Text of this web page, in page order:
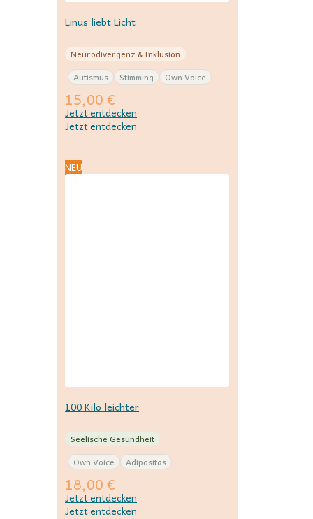
Linus liebt Licht
Neurodivergenz & Inklusion
Autismus
Stimming Own Voice
15,00€
Jetzt entdecken
Jetzt entdecken
NEU
100 Kilo leichter
Seelische Gesundheit
Own Voice
Adipositas
18,00€
Jetzt entdecken
Jetzt entdecken